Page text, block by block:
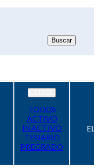
TODOS
ACTIVO
INACTIVO
TESIARIO
PREGRADO